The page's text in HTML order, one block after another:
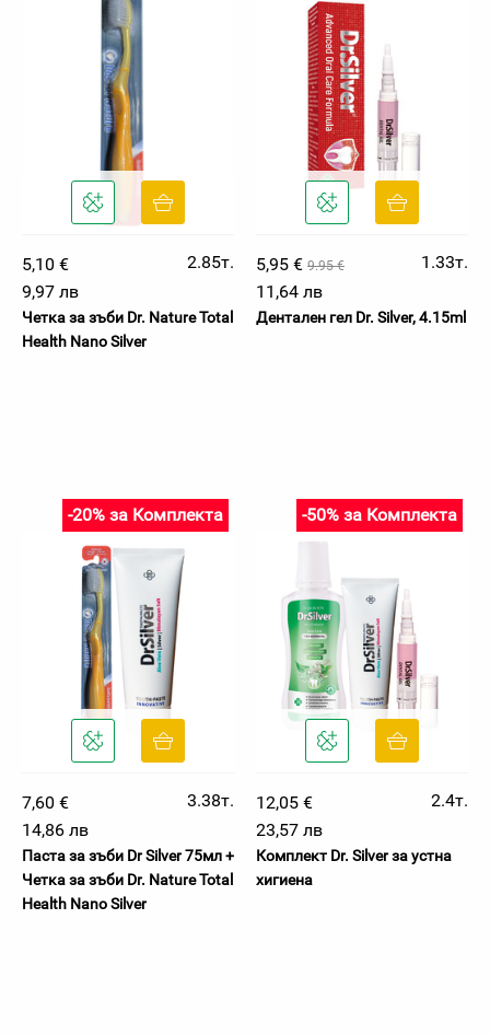
5,10 €
2.85т.
9,97 лв
Четка за зъби Dr. Nature Total
Health Nano Silver
5,95 € 9.95 €
1.33т.
11,64 лв
Дентален гел Dr. Silver, 4.15ml
-20% за Комплекта
7,60 €
3.38т.
14,86 лв
Паста за зъби Dr Silver 75мл +
Четка за зъби Dr. Nature Total
Health Nano Silver
-50% за Комплекта
12,05 €
2.4т.
23,57 лв
Комплект Dr. Silver за устна
хигиена